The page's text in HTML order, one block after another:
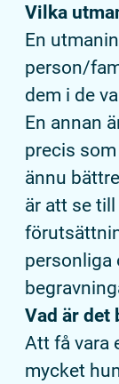
Vilka
En
person/
dem i de
En annan
precis
ännu
är att se
personliga
Vad är det
Att få vara
mycket